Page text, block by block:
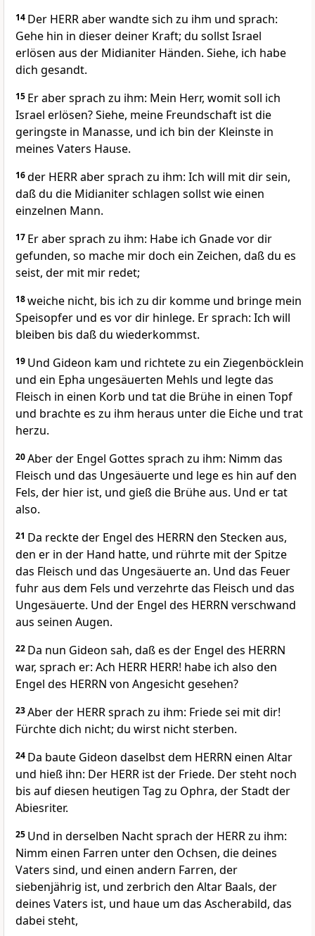
14 Der HERR aber wandte sich zu ihm und sprach:
Gehe hin in dieser deiner Kraft; du sollst Israel
erlösen aus der Midianiter Händen. Siehe, ich habe
dich gesandt.
15 Er aber sprach zu ihm: Mein Herr, womit soll ich
Israel erlösen? Siehe, meine Freundschaft ist die
geringste in Manasse, und ich bin der Kleinste in
meines Vaters Hause.
16der HERR aber sprach zu ihm: Ich will mit dir sein,
daß du die Midianiter schlagen sollst wie einen
einzelnen Mann.
17 Er aber sprach zu ihm: Habe ich Gnade vor dir
gefunden, so mache mir doch ein Zeichen, daß du es
seist, der mit mir redet;
18weiche nicht, bis ich zu dir komme und bringe mein
Speisopfer und es vor dir hinlege. Er sprach: Ich will
bleiben bis daß du wiederkommst.
19 Und Gideon kam und richtete zu ein Ziegenböcklein
und ein Epha ungesäuerten Mehls und legte das
Fleisch in einen Korb und tat die Brühe in einen Topf
und brachte es zu ihm heraus unter die Eiche und trat
herzu.
20Aber der Engel Gottes sprach zu ihm: Nimm das
Fleisch und das Ungesäuerte und lege es hin auf den
Fels, der hier ist, und gieß die Brühe aus. Und er tat
also.
21 Da reckte der Engel des HERRN den Stecken aus,
den er in der Hand hatte, und rührte mit der Spitze
das Fleisch und das Ungesäuerte an. Und das Feuer
fuhr aus dem Fels und verzehrte das Fleisch und das
Ungesäuerte. Und der Engel des HERRN verschwand
aus seinen Augen.
22 Da nun Gideon sah, daß es der Engel des HERRN
war, sprach er: Ach HERR HERR! habe ich also den
Engel des HERRN von Angesicht gesehen?
23Aber der HERR sprach zu ihm: Friede sei mit dir!
Fürchte dich nicht; du wirst nicht sterben.
24 Da baute Gideon daselbst dem HERRN einen Altar
und hieß ihn: Der HERR ist der Friede. Der steht noch
bis auf diesen heutigen Tag zu Ophra, der Stadt der
Abiesriter.
25 Und in derselben Nacht sprach der HERR zu ihm:
Nimm einen Farren unter den Ochsen, die deines
Vaters sind, und einen andern Farren, der
siebenjährig ist, und zerbrich den Altar Baals, der
deines Vaters ist, und haue um das Ascherabild, das
dabei steht,